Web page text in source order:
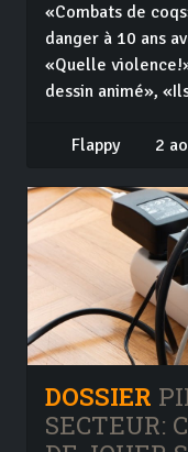
«Combats de
danger à 10 ans
«Quelle
dessin animé»,
Flappy 2
DOSSIER
SECTEUR: